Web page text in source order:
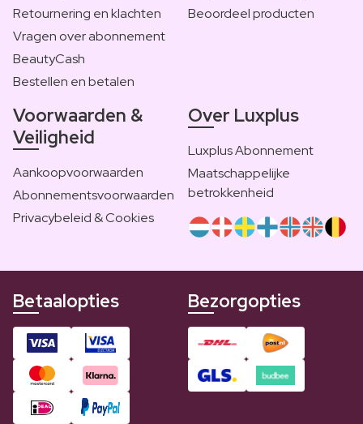
Retournering en klachten
Vragen over abonnement
BeautyCash
Bestellen en betalen
Beoordeel producten
Voorwaarden &
Veiligheid
Aankoopvoorwaarden
Abonnementsvoorwaarden
Privacybeleid & Cookies
Over Luxplus
Luxplus Abonnement
Maatschappelijke
betrokkenheid
Betaalopties Bezorgopties